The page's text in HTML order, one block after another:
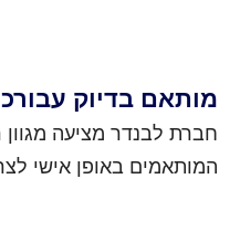
מותאם בדיוק
חברת לבנדר מציעה מגוון
המותאמים באופן אישי